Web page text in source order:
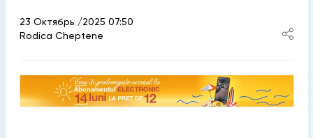
23 Октябрь /2025 07:50
Rodica Cheptene